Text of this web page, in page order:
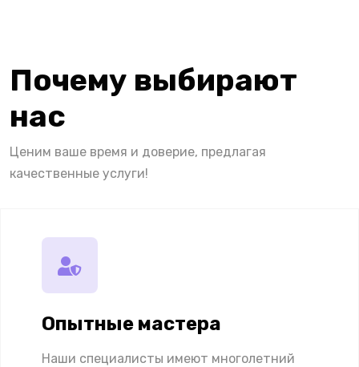
Почему выбирают
нас
Ценим ваше время и доверие, предлагая
качественные услуги!
Опытные мастера
Наши специалисты имеют многолетний